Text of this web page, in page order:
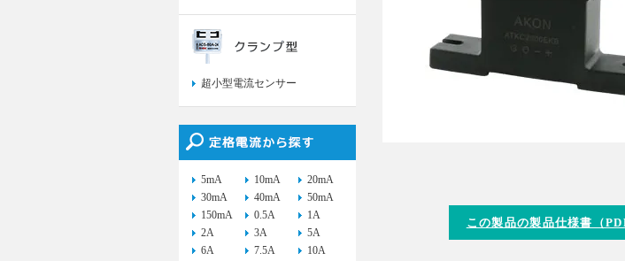
この製品の製品仕様書（
超小型電流センサー
5mA 10mA
20mA
30mA
40mA
50mA
150mA
0.5A
1A
2A
3A
5A
6A
7.5A
10A